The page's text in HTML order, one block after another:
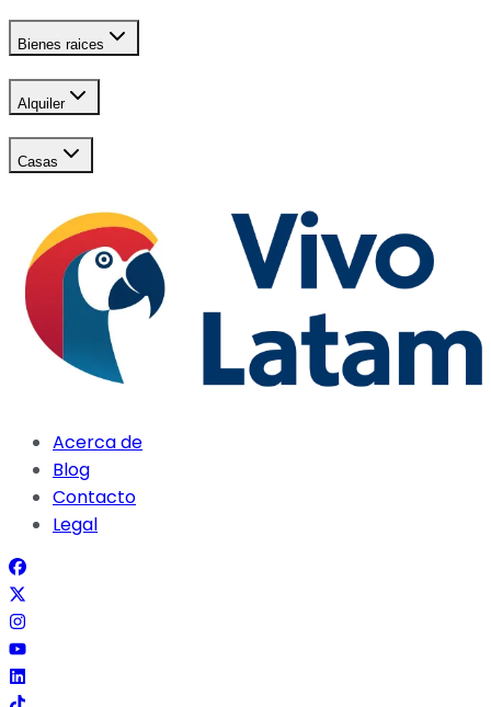
Bienes raices
Alquiler
Casas
Acerca de
Blog
Contacto
Legal